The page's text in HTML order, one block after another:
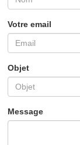
Votre email
Objet
Message